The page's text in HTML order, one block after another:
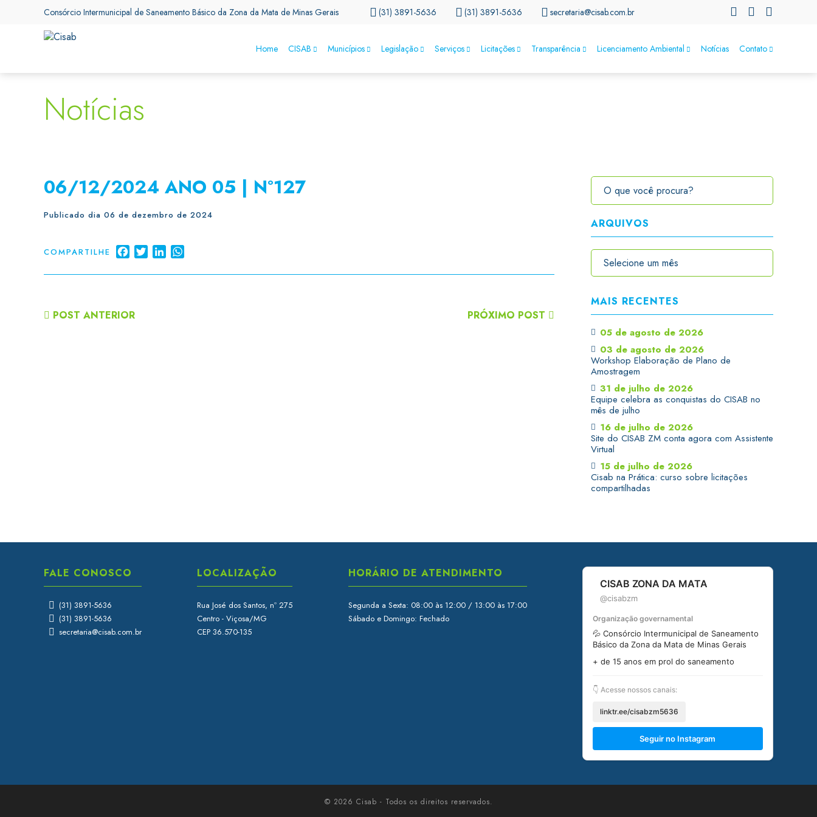
Consórcio Intermunicipal de Saneamento Básico da Zona da Mata de Minas Gerais (31) 3891-5636 (31) 3891-5636 secretaria@cisab.com.br
Home CISAB Municípios Legislação Serviços Licitações Transparência Licenciamento Ambiental Notícias Contato
Notícias
06/12/2024 ANO 05 | N°127
Publicado dia 06 de dezembro de 2024
COMPARTILHE FacebookTwitterLinkedIn
POST ANTERIOR PRÓXIMO POST
ARQUIVOS
MAIS RECENTES
05 de agosto de 2026
03 de agosto de 2026
Workshop Elaboração de Plano de
Amostragem
31 de julho de 2026
Equipe celebra as conquistas do CISAB no
mês de julho
16 de julho de 2026
Site do CISAB ZM conta agora com Assistente
Virtual
15 de julho de 2026
Cisab na Prática: curso sobre licitações
compartilhadas
FALE CONOSCO
(31) 3891-5636
(31) 3891-5636
secretaria@cisab.com.br
LOCALIZAÇÃO
Rua José dos Santos, nº 275
Centro - Viçosa/MG
CEP 36.570-135
HORÁRIO DE ATENDIMENTO
Segunda a Sexta: 08:00 às 12:00 / 13:00 às 17:00
Sábado e Domingo: Fechado
CISAB ZONA DA MATA
@cisabzm
Organização governamental
💦 Consórcio Intermunicipal de Saneamento
Básico da Zona da Mata de Minas Gerais
+ de 15 anos em prol do saneamento
👇 Acesse nossos canais:
linktr.ee/cisabzm5636
Seguir no Instagram
© 2026 Cisab - Todos os direitos reservados.